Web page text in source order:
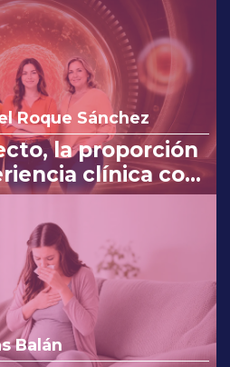
Roque Sánchez
la proporción
clínica con
Inositol
Balán